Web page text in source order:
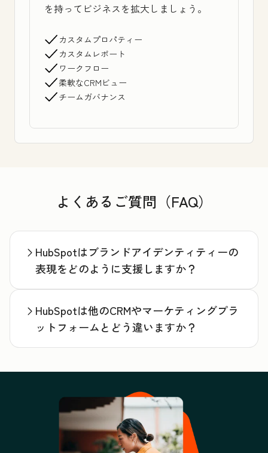
を持ってビジネスを拡大しましょう。
カスタムプロパティー
カスタムレポート
ワークフロー
柔軟なCRMビュー
チームガバナンス
よくあるご質問（FAQ）
HubSpotはブランドアイデンティティーの
表現をどのように支援しますか？
HubSpotは他のCRMやマーケティングプラ
ットフォームとどう違いますか？